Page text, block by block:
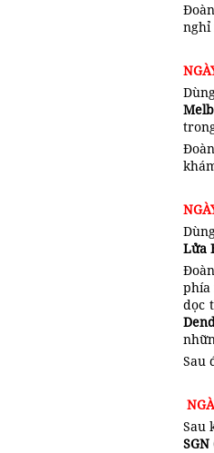
nghỉ
Lửa
phía
dọc
Sau
Sau
SGN